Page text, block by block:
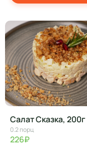
Салат Сказка, 200г
0.2 порц
226₽